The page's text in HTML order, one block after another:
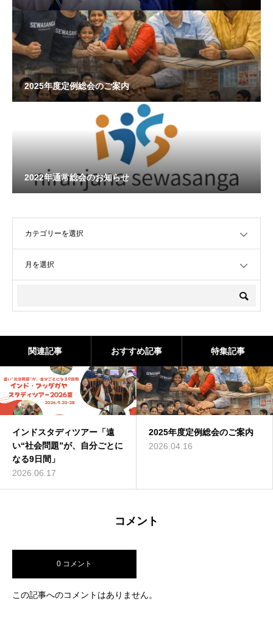
2025年度定例総会のご案内
2022年通常総会のお知らせ
関連記事 おすすめ記事 特集記事
ー「遠
分ごとに
2025年度定例総会のご案内
2026.04.16
「行動指針（クレ
コメント
0 コメント
この記事へのコメントはありません。